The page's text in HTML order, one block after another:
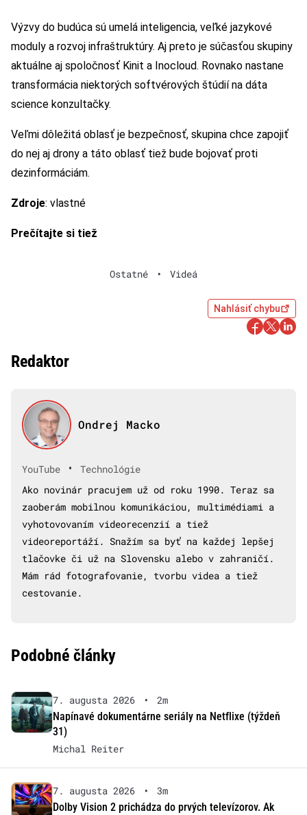
Výzvy do budúca sú umelá inteligencia, veľké jazykové
moduly a rozvoj infraštruktúry. Aj preto je súčasťou skupiny
aktuálne aj spoločnosť Kinit a Inocloud. Rovnako nastane
transformácia niektorých softvérových štúdií na dáta
science konzultačky.
Veľmi dôležitá oblasť je bezpečnosť, skupina chce zapojiť
do nej aj drony a táto oblasť tiež bude bojovať proti
dezinformáciám.
Zdroje: vlastné
Prečítajte si tiež
Ostatné • Videá
Nahlásiť chybu
Redaktor
Ondrej Macko
YouTube •
Technológie
Ako novinár pracujem už od roku 1990. Teraz sa
zaoberám mobilnou komunikáciou, multimédiami a
vyhotovovaním videorecenzií a tiež
videoreportáží. Snažím sa byť na každej lepšej
tlačovke či už na Slovensku alebo v zahraničí.
Mám rád fotografovanie, tvorbu videa a tiež
cestovanie.
Podobné články
7. augusta 2026 •
2m
Napínavé dokumentárne seriály na Netflixe (týždeň
31)
Michal Reiter
7. augusta 2026 •
3m
Dolby Vision 2 prichádza do prvých televízorov. Ak